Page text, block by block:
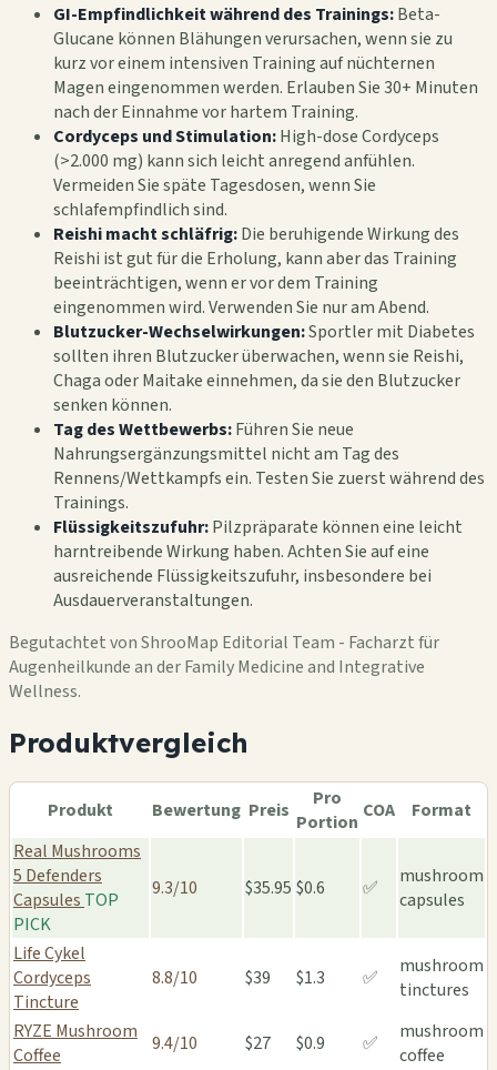
GI-Empfindlichkeit während des Trainings:Beta-
Glucane können Blähungen verursachen, wenn sie zu
kurz vor einem intensiven Training auf nüchternen
Magen eingenommen werden. Erlauben Sie 30+ Minuten
nach der Einnahme vor hartem Training.
Cordyceps und Stimulation:High-dose Cordyceps
(>2.000 mg) kann sich leicht anregend anfühlen.
Vermeiden Sie späte Tagesdosen, wenn Sie
schlafempfindlich sind.
Reishi macht schläfrig:Die beruhigende Wirkung des
Reishi ist gut für die Erholung, kann aber das Training
beeinträchtigen, wenn er vor dem Training
eingenommen wird. Verwenden Sie nur am Abend.
Blutzucker-Wechselwirkungen:Sportler mit Diabetes
sollten ihren Blutzucker überwachen, wenn sie Reishi,
Chaga oder Maitake einnehmen, da sie den Blutzucker
senken können.
Tag des Wettbewerbs:Führen Sie neue
Nahrungsergänzungsmittel nicht am Tag des
Rennens/Wettkampfs ein. Testen Sie zuerst während des
Trainings.
Flüssigkeitszufuhr:Pilzpräparate können eine leicht
harntreibende Wirkung haben. Achten Sie auf eine
ausreichende Flüssigkeitszufuhr, insbesondere bei
Ausdauerveranstaltungen.
Begutachtet von ShrooMap Editorial Team - Facharzt für
Augenheilkunde an der Family Medicine and Integrative
Wellness.
Produktvergleich
Produkt Bewertung Preis
Pro
Portion COA
Format
Real Mushrooms
5 Defenders
Capsules TOP
PICK
9.3/10 $35.95 $0.6 ✅
mushroom
capsules
Life Cykel
Cordyceps
Tincture
8.8/10 $39 $1.3 ✅
mushroom
tinctures
RYZE Mushroom
Coffee
9.4/10 $27 $0.9 ✅
mushroom
coffee